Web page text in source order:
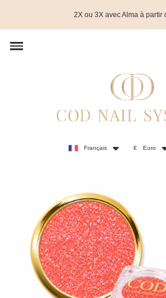
2X ou 3X avec Alma à partir
Français € Euro